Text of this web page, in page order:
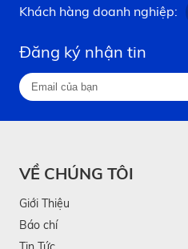
Khách hàng doanh nghiệp:
Đăng ký nhận tin
VỀ CHÚNG TÔI
Giới Thiệu
Báo chí